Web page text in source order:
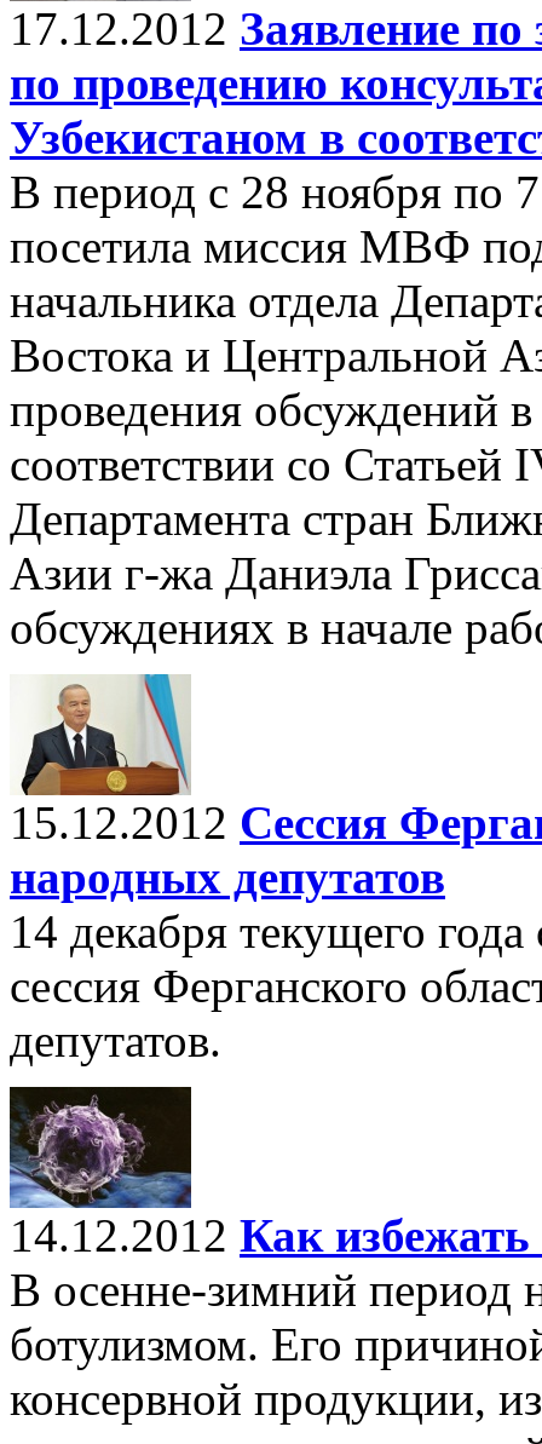
17.12.2012 Заявление
по проведению
Узбекистаном в
В период с 28 ноября по
посетила миссия МВФ
начальника отдела
Востока и Центральной
проведения обсуждений в
соответствии со Статьей
Департамента стран
Азии г-жа Даниэла
обсуждениях в начале
15.12.2012 Сессия
народных депутатов
14 декабря текущего года
сессия Ферганского
депутатов.
14.12.2012 Как избежать
В осенне-зимний период
ботулизмом. Его
консервной продукции,